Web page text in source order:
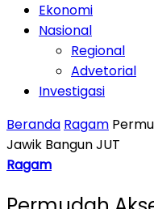
Ekonomi
Nasional
Regional
Advetorial
Investigasi
Beranda Ragam
Jawik Bangun JUT
Ragam